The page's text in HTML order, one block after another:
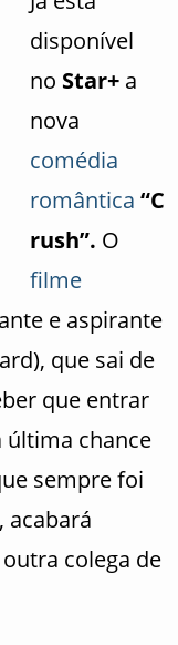
disponível
no Star+a
nova
comédia
romântica “C
rush”. O
filme
e aspirante
que sai de
que entrar
última chance
sempre foi
acabará
colega de